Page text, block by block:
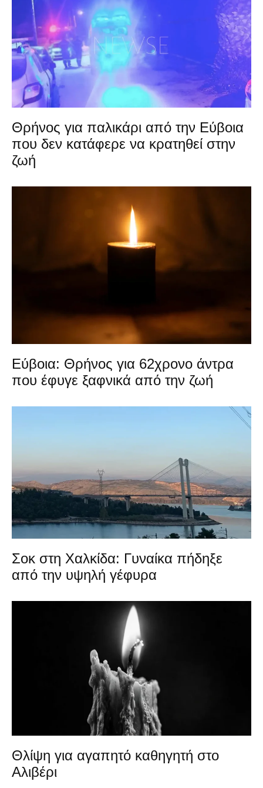
Θρήνος για παλικάρι από την Εύβοια
που δεν κατάφερε να κρατηθεί στην
ζωή
Εύβοια: Θρήνος για 62χρονο άντρα
που έφυγε ξαφνικά από την ζωή
Σοκ στη Χαλκίδα: Γυναίκα πήδηξε
από την υψηλή γέφυρα
Θλίψη για αγαπητό καθηγητή στο
Αλιβέρι